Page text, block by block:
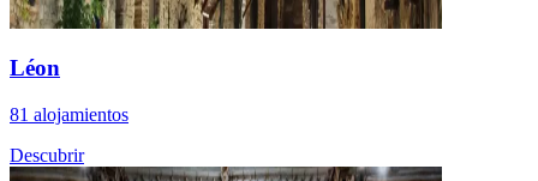
Léon
81 alojamientos
Descubrir